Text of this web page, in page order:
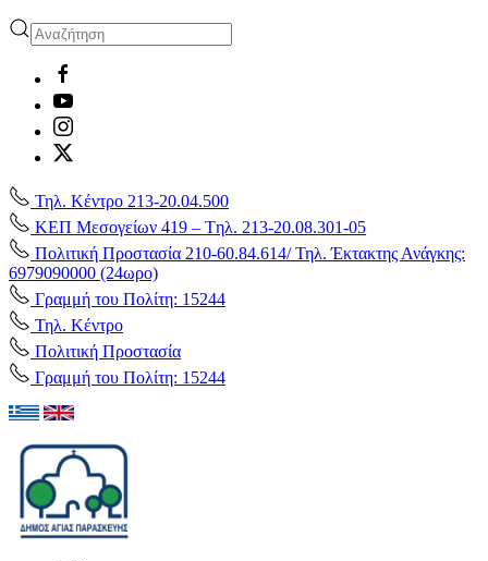
Τηλ. Κέντρο 213-20.04.500
ΚΕΠ Μεσογείων 419 – Tηλ. 213-20.08.301-05
Πολιτική Προστασία 210-60.84.614/ Τηλ. Έκτακτης Ανάγκης:
6979090000 (24ωρο)
Γραμμή του Πολίτη: 15244
Τηλ. Κέντρο
Πολιτική Προστασία
Γραμμή του Πολίτη: 15244